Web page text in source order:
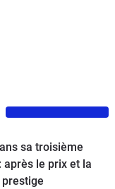
sa troisième
après le prix et la